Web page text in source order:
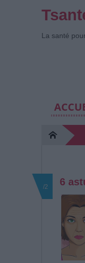
La santé
6
/2